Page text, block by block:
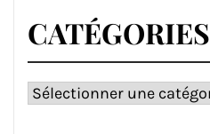
CATÉGORIES
Catégories